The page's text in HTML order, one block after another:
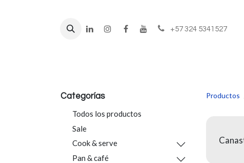
+57 324 5341527
Categorías
Todos los productos
Sale
Cook & serve
Pan & café
Productos